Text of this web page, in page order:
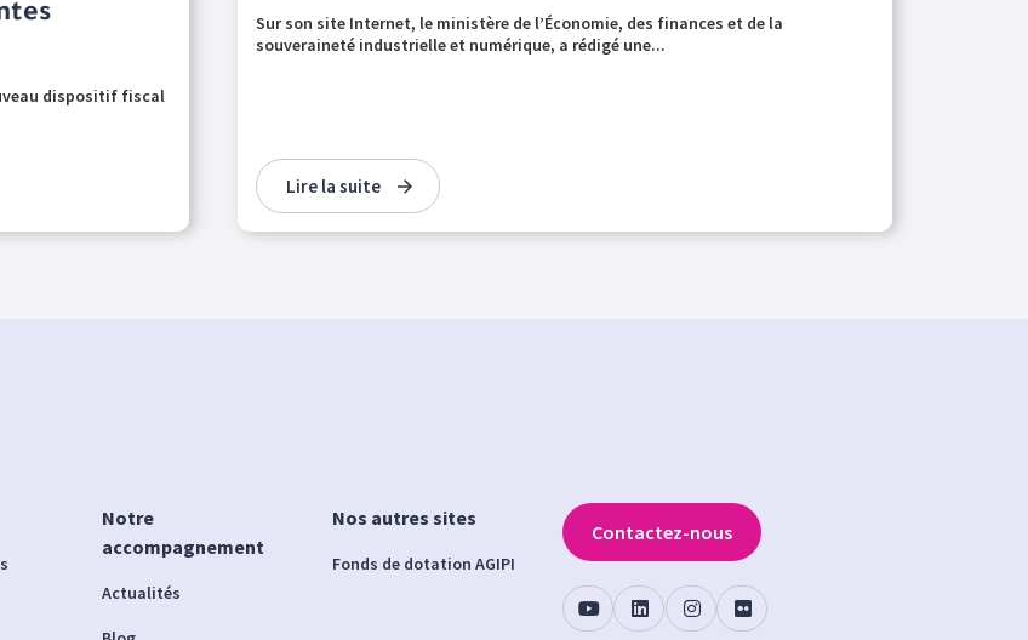
dispositif fiscal
Sur son site Internet, le ministère de l’Économie, des finances et de la
souveraineté industrielle et numérique, a rédigé une...
Lire la suite
Notre
accompagnement
Actualités
Nos autres sites
Fonds de dotation AGIPI
Contactez-nous